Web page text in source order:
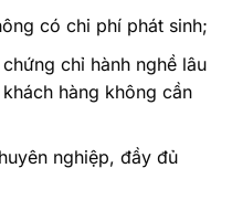
có chi phí phát sinh;
chỉ hành nghề lâu
hàng không cần
nghiệp, đầy đủ